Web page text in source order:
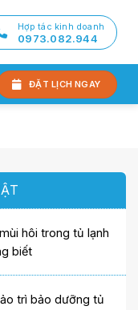
Hợp tác kinh doanh
0973.082.944
ĐẶT LỊCH NGAY
hôi trong tủ lạnh
biết
trì bảo dưỡng tủ